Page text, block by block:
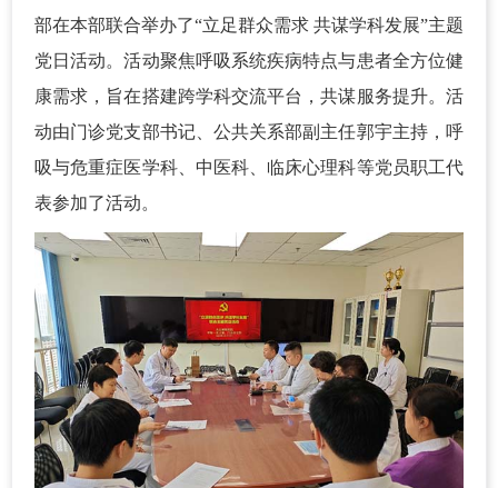
部在本部联合举办了“立足群众需求 共谋学科发展”主题
党日活动。活动聚焦呼吸系统疾病特点与患者全方位健
康需求，旨在搭建跨学科交流平台，共谋服务提升。活
动由门诊党支部书记、公共关系部副主任郭宇主持，呼
吸与危重症医学科、中医科、临床心理科等党员职工代
表参加了活动。